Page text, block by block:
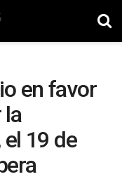
en favor
la
19 de